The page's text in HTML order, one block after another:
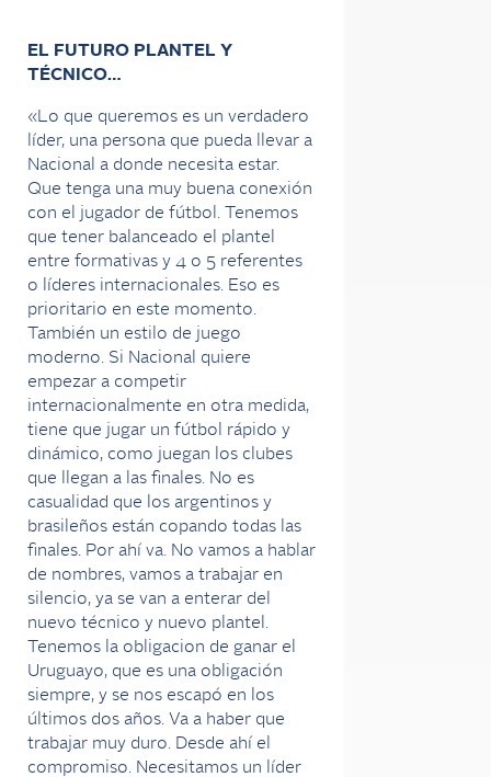
EL FUTURO PLANTEL Y
TÉCNICO…
«Lo que queremos es un verdadero
líder, una persona que pueda llevar a
Nacional a donde necesita estar.
Que tenga una muy buena conexión
con el jugador de fútbol. Tenemos
que tener balanceado el plantel
entre formativas y 4 o 5 referentes
o líderes internacionales. Eso es
prioritario en este momento.
También un estilo de juego
moderno. Si Nacional quiere
empezar a competir
internacionalmente en otra medida,
tiene que jugar un fútbol rápido y
dinámico, como juegan los clubes
que llegan a las finales. No es
casualidad que los argentinos y
brasileños están copando todas las
finales. Por ahí va. No vamos a hablar
de nombres, vamos a trabajar en
silencio, ya se van a enterar del
nuevo técnico y nuevo plantel.
Tenemos la obligacion de ganar el
Uruguayo, que es una obligación
siempre, y se nos escapó en los
últimos dos años. Va a haber que
trabajar muy duro. Desde ahí el
compromiso. Necesitamos un líder